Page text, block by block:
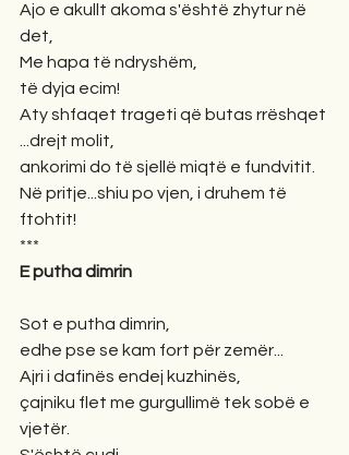
Ajo e akullt akoma s'është zhytur në
det,
Me hapa të ndryshëm,
të dyja ecim!
Aty shfaqet trageti që butas rrëshqet
...drejt molit,
ankorimi do të sjellë miqtë e fundvitit.
Në pritje...shiu po vjen, i druhem të
ftohtit!
***
E putha dimrin
Sot e putha dimrin,
edhe pse se kam fort për zemër...
Ajri i dafinës endej kuzhinës,
çajniku flet me gurgullimë tek sobë e
vjetër.